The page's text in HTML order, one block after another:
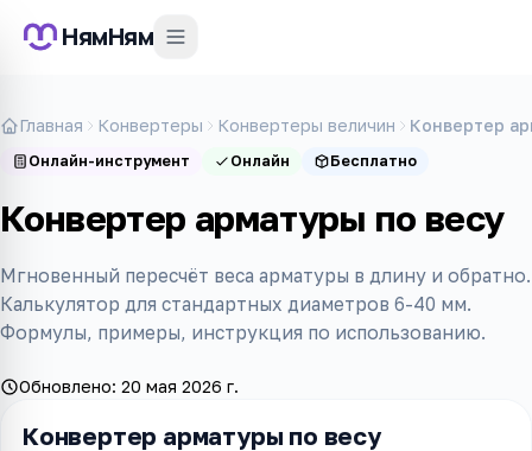
НямНям
Главная Конвертеры Конвертеры величин Конвертер
Онлайн-инструмент Онлайн Бесплатно
Конвертер арматуры по весу
Мгновенный пересчёт веса арматуры в длину и обратно.
Калькулятор для стандартных диаметров 6-40 мм.
Формулы, примеры, инструкция по использованию.
Обновлено: 20 мая 2026 г.
Конвертер арматуры по весу